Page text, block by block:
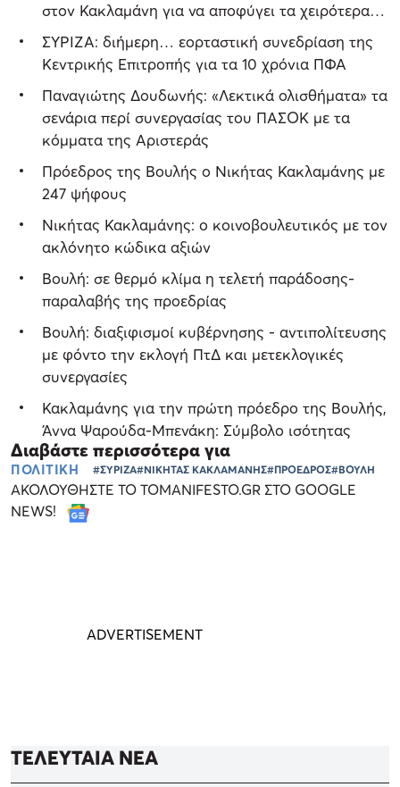
στον Κακλαμάνη για να αποφύγει τα χειρότερα…
ΣΥΡΙΖΑ: διήμερη… εορταστική συνεδρίαση της
Κεντρικής Επιτροπής για τα 10 χρόνια ΠΦΑ
Παναγιώτης Δουδωνής: «Λεκτικά ολισθήματα» τα
σενάρια περί συνεργασίας του ΠΑΣΟΚ με τα
κόμματα της Αριστεράς
Πρόεδρος της Βουλής ο Νικήτας Κακλαμάνης με
247 ψήφους
Νικήτας Κακλαμάνης: ο κοινοβουλευτικός με τον
ακλόνητο κώδικα αξιών
Βουλή: σε θερμό κλίμα η τελετή παράδοσης-
παραλαβής της προεδρίας
Βουλή: διαξιφισμοί κυβέρνησης - αντιπολίτευσης
με φόντο την εκλογή ΠτΔ και μετεκλογικές
συνεργασίες
Κακλαμάνης για την πρώτη πρόεδρο της Βουλής,
Άννα Ψαρούδα-Μπενάκη: Σύμβολο ισότητας
Διαβάστε περισσότερα για
ΠΟΛΙΤΙΚΗ #ΣΥΡΙΖΑ#ΝΙΚΗΤΑΣ ΚΑΚΛΑΜΑΝΗΣ#ΠΡΟΕΔΡΟΣ#ΒΟΥΛΗ
ΑΚΟΛΟΥΘΗΣΤΕ ΤΟ TOMANIFESTO.GR ΣΤΟ GOOGLE
NEWS!
ΤΕΛΕΥΤΑΙΑ ΝΕΑ